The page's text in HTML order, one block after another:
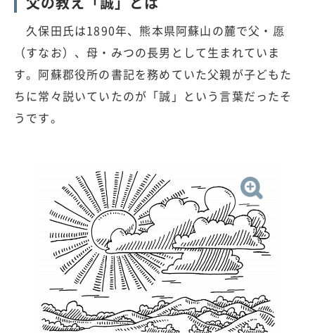
久保田氏は1890年、熊本県阿蘇山の麓で父・愿
（すなお）、母・みつの長男として生まれていま
す。阿蘇郡役所の書記を務めていた父親が子どもた
ちに常々説いていたのが「誠」という言葉だったそ
うです。